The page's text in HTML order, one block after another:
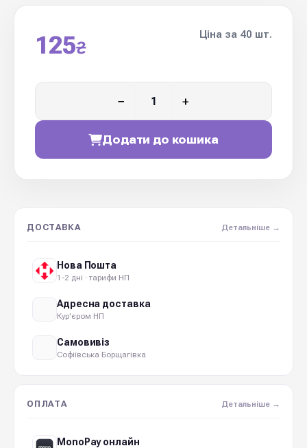
125₴
Ціна за 40 шт.
− +
Додати до кошика
ДОСТАВКА Детальніше →
Нова Пошта
1-2 дні · тарифи НП
Адресна доставка
Кур'єром НП
Самовивіз
Софіївська Борщагівка
ОПЛАТА Детальніше →
MonoPay онлайн